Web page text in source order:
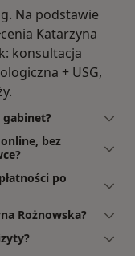
Na podstawie
Katarzyna
konsultacja
+ USG,
gabinet?
bez
po
Rożnowska?